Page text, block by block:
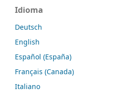
Idioma
Deutsch
English
Español (España)
Français (Canada)
Italiano